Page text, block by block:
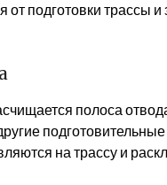
от подготовки трассы
полоса
на трассу и